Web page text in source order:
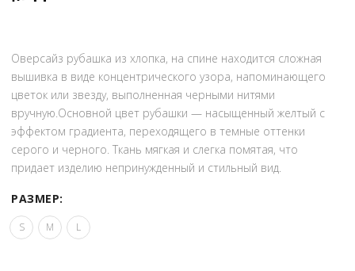
12
Оверсайз рубашка из хлопка, на спине находится сложная
вышивка в виде концентрического узора, напоминающего
цветок или звезду, выполненная черными нитями
вручную.Основной цвет рубашки — насыщенный желтый с
эффектом градиента, переходящего в темные оттенки
серого и черного. Ткань мягкая и слегка помятая, что
придает изделию непринужденный и стильный вид.
РАЗМЕР:
S M L